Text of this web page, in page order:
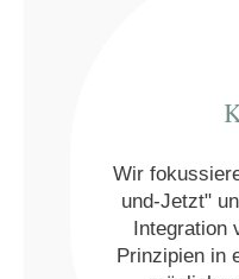
Wir
und-Jetzt"
Integration
Prinzipien in